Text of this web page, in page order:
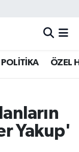
POLİTİKA ÖZEL
Yakup'